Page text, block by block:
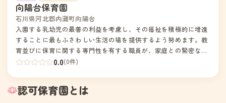
向陽台保育園
石川県河北郡内灘町向陽台
入園する乳幼児の最善の利益を考慮し、その福祉を積極的に増進
することに最もふさわしい生活の場を提供するよう努めます。教
育並びに保育に関する専門性を有する職員が、家庭との緊密な連
携の下に園児の状況や発達過程を踏まえ、教育と保育を一体的に
います。法令等を遵守し、幼保連携型認定こども園教育・保育要
0.0(0件)
認可保育園とは